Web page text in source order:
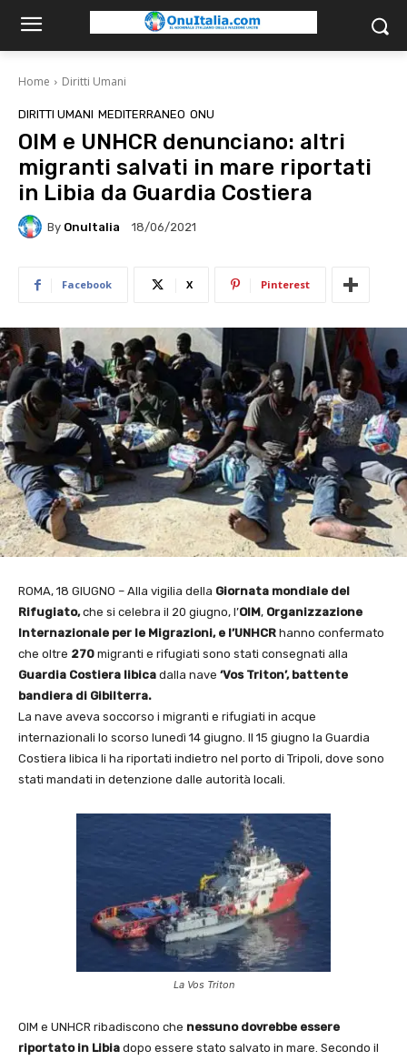
Home Diritti Umani
DIRITTI UMANI MEDITERRANEO ONU
OIM e UNHCR denunciano: altri
migranti salvati in mare riportati
in Libia da Guardia Costiera
By OnuItalia 18/06/2021
Facebook X Pinterest
ROMA, 18 GIUGNO – Alla vigilia della Giornata mondiale del
Rifugiato,che si celebra il 20 giugno, l’OIM, Organizzazione
Internazionale per le Migrazioni, e l’UNHCR hanno confermato
che oltre 270 migranti e rifugiati sono stati consegnati alla
Guardia Costiera libica dalla nave ‘Vos Triton’, battente
bandiera di Gibilterra.
La nave aveva soccorso i migranti e rifugiati in acque
internazionali lo scorso lunedì 14 giugno. Il 15 giugno la Guardia
Costiera libica li ha riportati indietro nel porto di Tripoli, dove sono
stati mandati in detenzione dalle autorità locali.
La Vos Triton
OIM e UNHCR ribadiscono che nessuno dovrebbe essere
riportato in Libia dopo essere stato salvato in mare. Secondo il